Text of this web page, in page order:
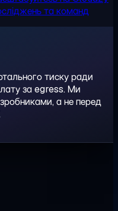
та команд
тиску ради
за egress. Ми
а не перед